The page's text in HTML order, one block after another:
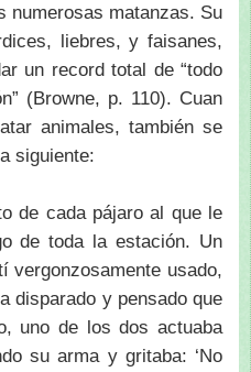
numerosas matanzas. Su
liebres, y faisanes,
un record total de “todo
(Browne, p. 110). Cuan
animales, también se
siguiente:
de cada pájaro al que le
de toda la estación. Un
usado,
disparado y pensado que
uno de los dos actuaba
su arma y gritaba: ‘No